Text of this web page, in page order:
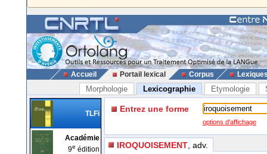
Accueil Portail lexical Corpus
Morphologie Lexicographie Etymologie
TLFi
Académie
9e édition
Entrez une forme
options d'affichage
IROQUOISEMENT , adv.